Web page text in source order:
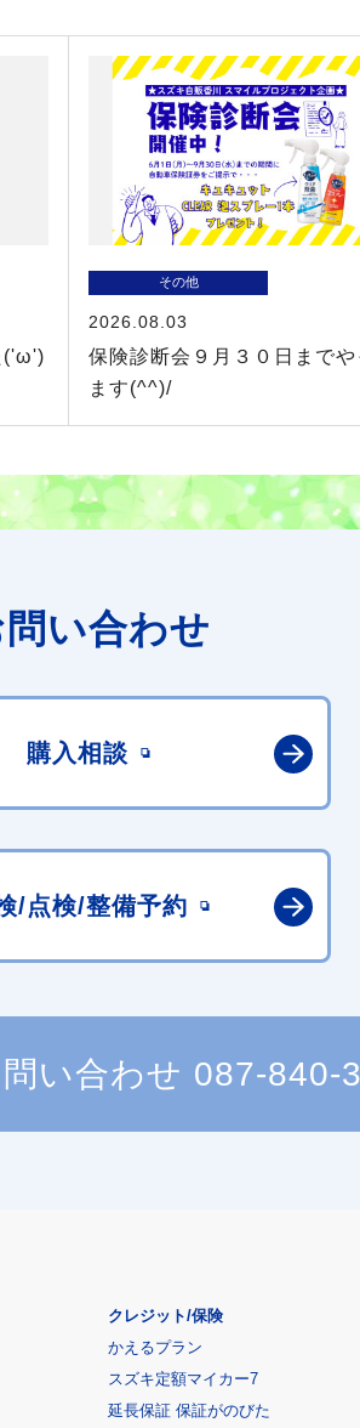
('ω')
その他
2026.08.03
保険診断会９月３０日まで
ます(^^)/
い合わせ
購入相談
/点検/整備予約
い合わせ 087-840-
クレジット/保険
かえるプラン
スズキ定額マイカー7
延長保証 保証がのびた